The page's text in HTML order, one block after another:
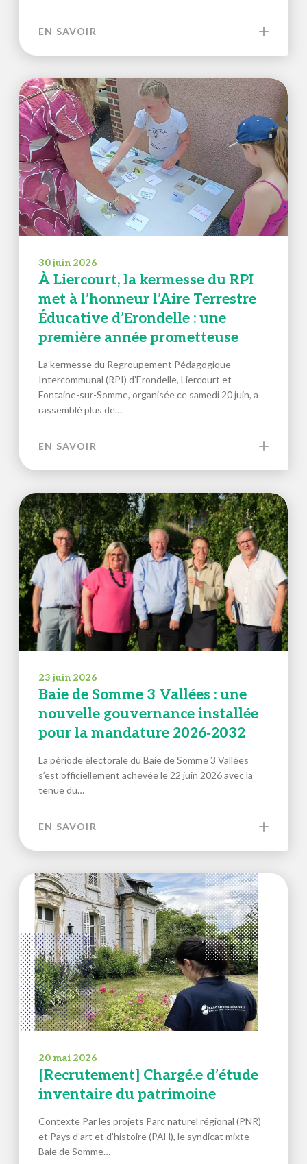
EN SAVOIR
30 juin 2026
À Liercourt, la kermesse du RPI
met à l’honneur l’Aire Terrestre
Éducative d’Erondelle : une
première année prometteuse
La kermesse du Regroupement Pédagogique
Intercommunal (RPI) d’Erondelle, Liercourt et
Fontaine-sur-Somme, organisée ce samedi 20 juin, a
rassemblé plus de…
EN SAVOIR
23 juin 2026
Baie de Somme 3 Vallées : une
nouvelle gouvernance installée
pour la mandature 2026‑2032
La période électorale du Baie de Somme 3 Vallées
s’est officiellement achevée le 22 juin 2026 avec la
tenue du…
EN SAVOIR
20 mai 2026
[Recrutement] Chargé.e d’étude
inventaire du patrimoine
Contexte Par les projets Parc naturel régional (PNR)
et Pays d’art et d’histoire (PAH), le syndicat mixte
Baie de Somme…